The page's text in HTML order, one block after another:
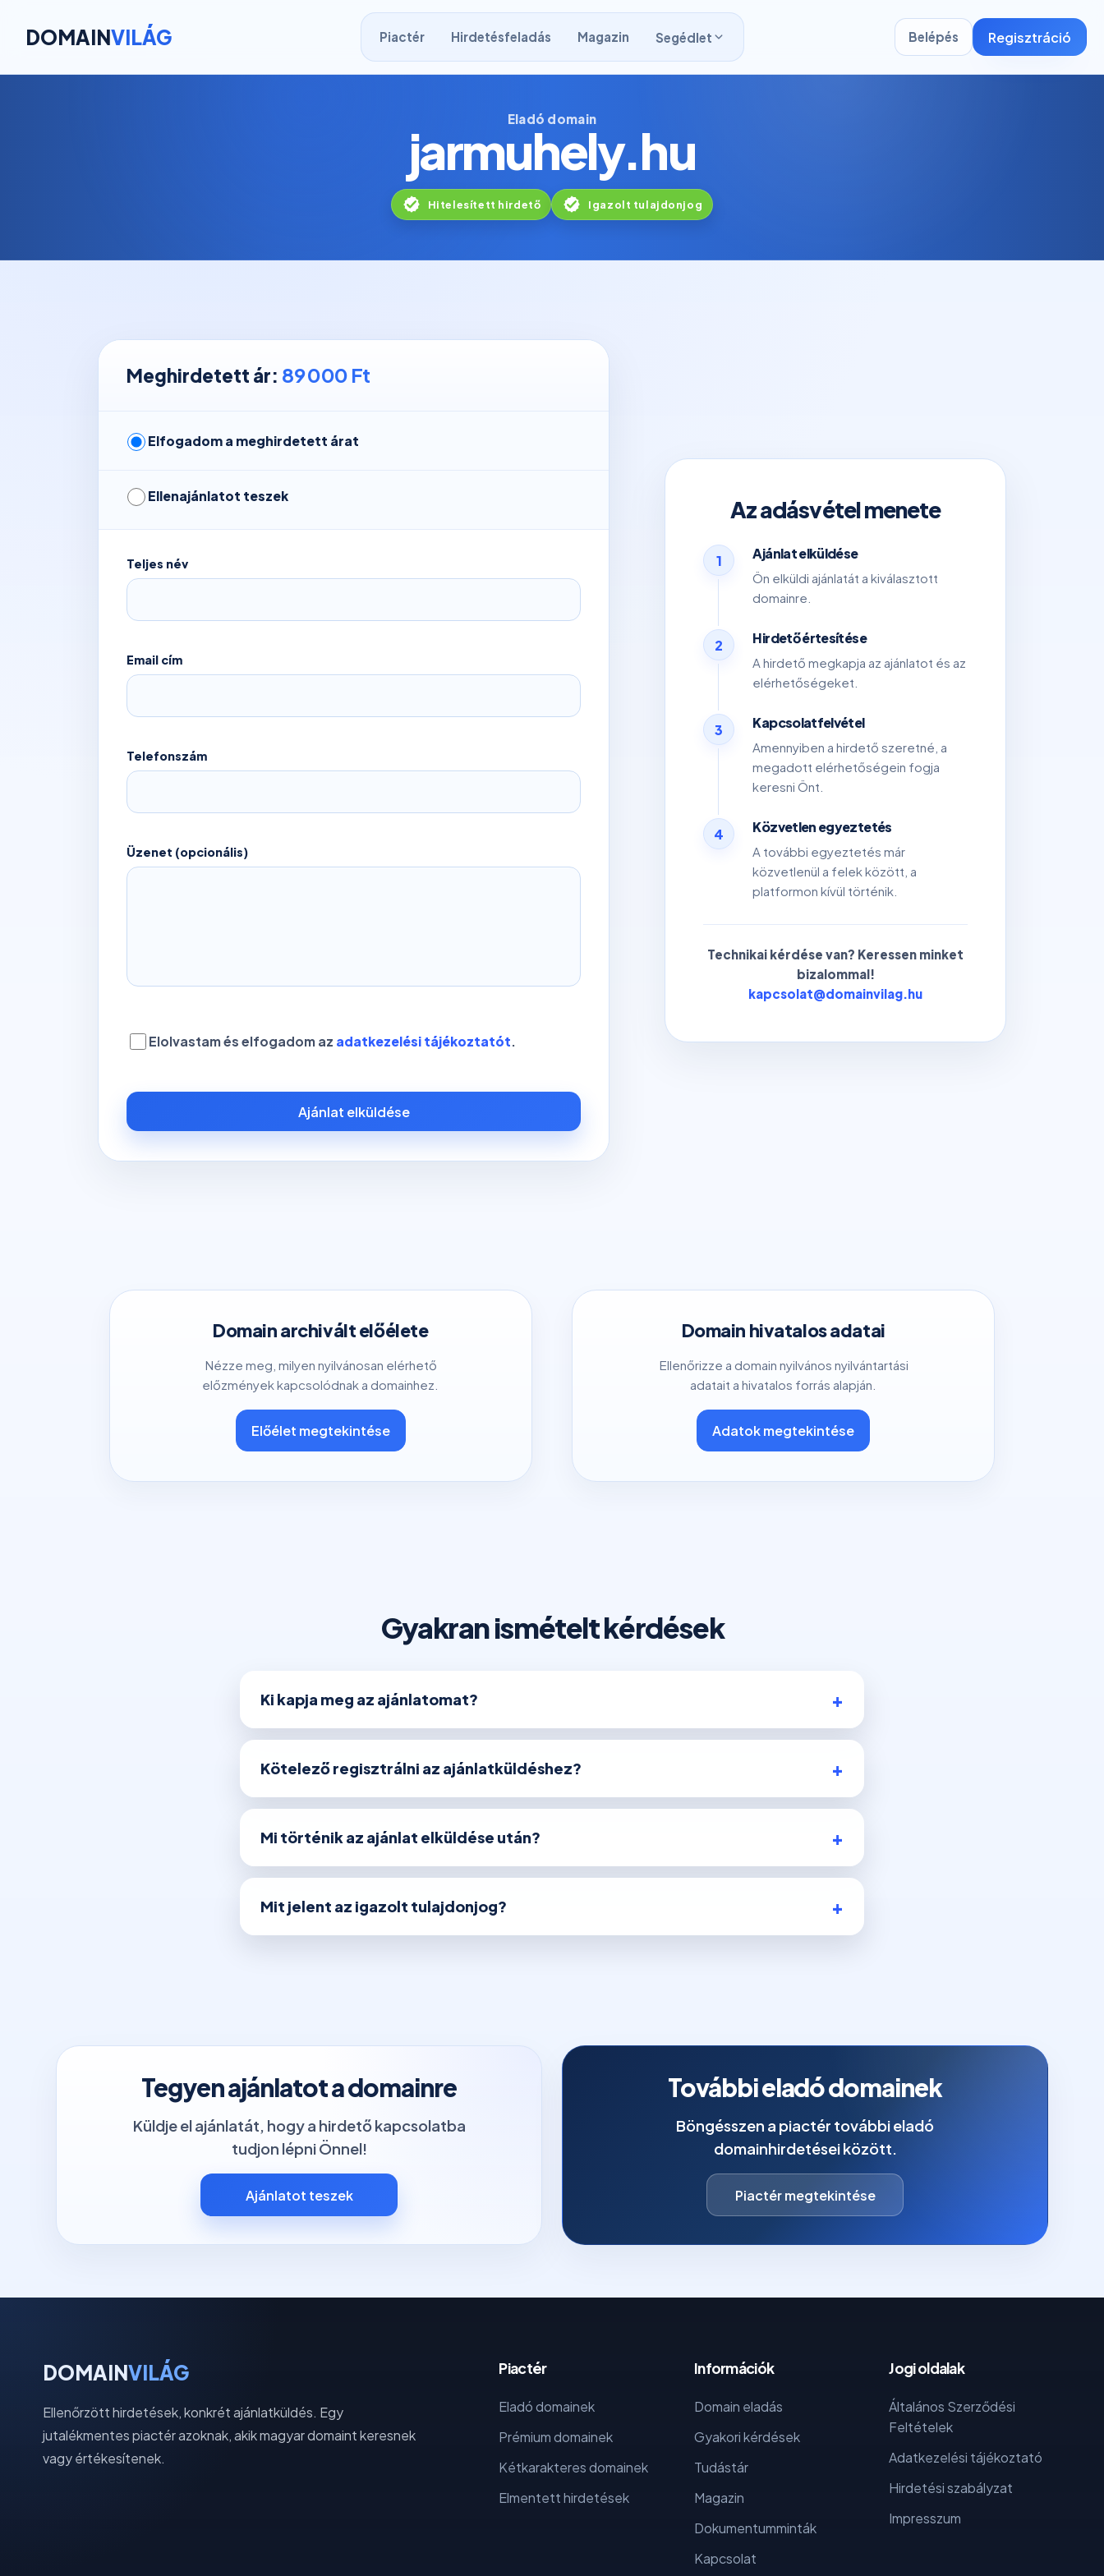
DOMAINVILÁG Piactér Hirdetésfeladás Magazin Segédlet Belépés Regisztráció
Eladó domain
jarmuhely.hu
Hitelesített hirdető Igazolt tulajdonjog
Meghirdetett ár: 89 000 Ft
Elfogadom a meghirdetett árat
Ellenajánlatot teszek
Teljes név
Email cím
Telefonszám
Üzenet (opcionális)
Elolvastam és elfogadom az adatkezelési tájékoztatót.
Ajánlat elküldése
Az adásvétel menete
1 Ajánlat elküldése
Ön elküldi ajánlatát a kiválasztott
domainre.
2 Hirdető értesítése
A hirdető megkapja az ajánlatot és az
elérhetőségeket.
3 Kapcsolatfelvétel
Amennyiben a hirdető szeretné, a
megadott elérhetőségein fogja
keresni Önt.
4 Közvetlen egyeztetés
A további egyeztetés már
közvetlenül a felek között, a
platformon kívül történik.
Technikai kérdése van? Keressen minket
bizalommal!
kapcsolat@domainvilag.hu
Domain archivált előélete
Nézze meg, milyen nyilvánosan elérhető
előzmények kapcsolódnak a domainhez.
Előélet megtekintése
Domain hivatalos adatai
Ellenőrizze a domain nyilvános nyilvántartási
adatait a hivatalos forrás alapján.
Adatok megtekintése
Gyakran ismételt kérdések
Ki kapja meg az ajánlatomat?
Kötelező regisztrálni az ajánlatküldéshez?
Mi történik az ajánlat elküldése után?
Mit jelent az igazolt tulajdonjog?
Tegyen ajánlatot a domainre
Küldje el ajánlatát, hogy a hirdető kapcsolatba
tudjon lépni Önnel!
Ajánlatot teszek
További eladó domainek
Böngésszen a piactér további eladó
domainhirdetései között.
Piactér megtekintése
DOMAINVILÁG
Ellenőrzött hirdetések, konkrét ajánlatküldés. Egy
jutalékmentes piactér azoknak, akik magyar domaint keresnek
vagy értékesítenek.
Piactér
Eladó domainek
Prémium domainek
Kétkarakteres domainek
Elmentett hirdetések
Információk
Domain eladás
Gyakori kérdések
Tudástár
Magazin
Dokumentumminták
Kapcsolat
Jogi oldalak
Általános Szerződési
Feltételek
Adatkezelési tájékoztató
Hirdetési szabályzat
Impresszum